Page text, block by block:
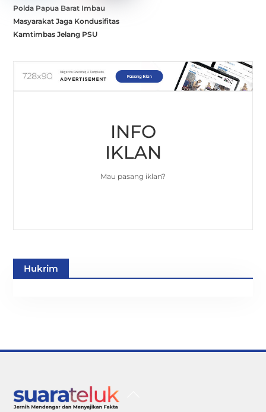
Polda Papua Barat Imbau
Masyarakat Jaga Kondusifitas
Kamtimbas Jelang PSU
INFO
IKLAN
Mau pasang iklan?
Hukrim